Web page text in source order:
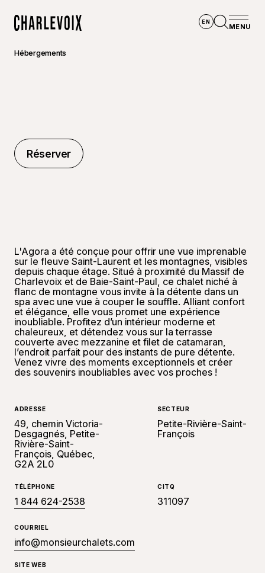
EN
MENU
Hébergements
Réserver
Réserver
L'Agora a été conçue pour offrir une vue imprenable
sur le fleuve Saint-Laurent et les montagnes, visibles
depuis chaque étage. Situé à proximité du Massif de
Charlevoix et de Baie-Saint-Paul, ce chalet niché à
flanc de montagne vous invite à la détente dans un
spa avec une vue à couper le souffle. Alliant confort
et élégance, elle vous promet une expérience
inoubliable. Profitez d’un intérieur moderne et
chaleureux, et détendez vous sur la terrasse
couverte avec mezzanine et filet de catamaran,
l’endroit parfait pour des instants de pure détente.
Venez vivre des moments exceptionnels et créer
des souvenirs inoubliables avec vos proches !
ADRESSE
49, chemin Victoria-
Desgagnés, Petite-
Rivière-Saint-
François, Québec,
G2A 2L0
SECTEUR
Petite-Rivière-Saint-
François
TÉLÉPHONE
1 844 624-2538
CITQ
311097
COURRIEL
info@monsieurchalets.com
SITE WEB